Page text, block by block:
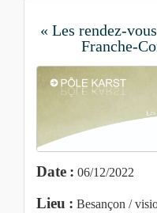
« Les rendez-
Franche-
Date : 06/12/2022
Lieu : Besançon /